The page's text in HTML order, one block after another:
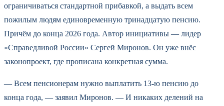
ограничиваться стандартной прибавкой, а выдать всем
пожилым людям единовременную тринадцатую пенсию.
Причём до конца 2026 года. Автор инициативы — лидер
«Справедливой России» Сергей Миронов. Он уже внёс
законопроект, где прописана конкретная сумма.
— Всем пенсионерам нужно выплатить 13-ю пенсию до
конца года, — заявил Миронов. — И никаких делений на